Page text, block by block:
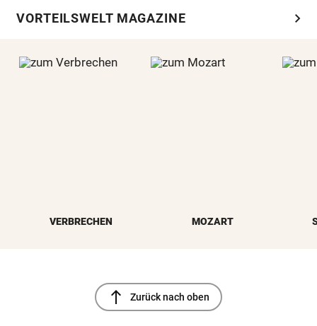
VORTEILSWELT MAGAZINE chevron_right
VERBRECHEN MOZART
north Zurück nach oben